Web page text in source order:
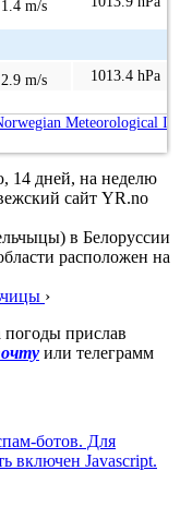
1.4 m/s
2.9 m/s 1013.4 hPa
Meteorological
14 дней, на неделю
сайт YR.no
в Белоруссии
расположен на
›
прислав
или телеграмм
ботов. Для
включен Javascript.